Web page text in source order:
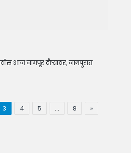
आज नागपूर दौऱ्यावर, नागपुरात
3 4 5 … 8 »